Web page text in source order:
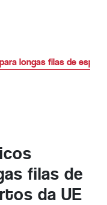
longas filas de
filas de
da UE